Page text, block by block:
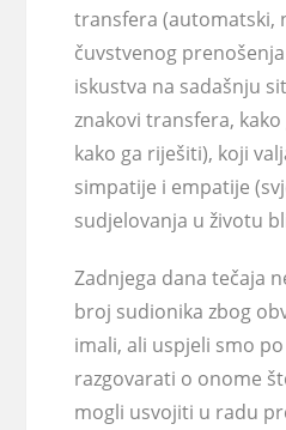
transfera (automatski,
čuvstvenog
iskustva na sadašnju
znakovi transfera,
kako ga riješiti), koji
simpatije i empatije
sudjelovanja u životu
Zadnjega dana tečaja
broj sudionika zbog
imali, ali uspjeli smo
razgovarati o onome
mogli usvojiti u radu